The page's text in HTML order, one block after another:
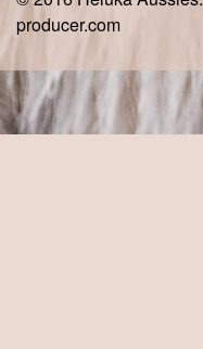
producer.com